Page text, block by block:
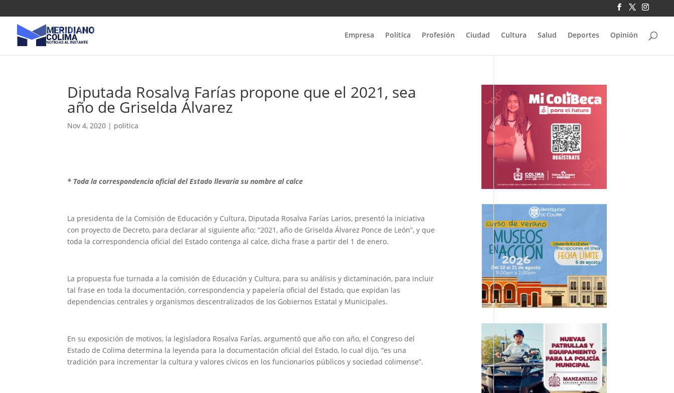
Empresa Política Profesión Ciudad Cultura Salud Deportes Opinión
Diputada Rosalva Farías propone que el 2021, sea
año de Griselda Álvarez
Nov 4, 2020 | politica
* Toda la correspondencia oficial del Estado llevaría su nombre al calce
La presidenta de la Comisión de Educación y Cultura, Diputada Rosalva Farías Larios, presentó la iniciativa
con proyecto de Decreto, para declarar al siguiente año; “2021, año de Griselda Álvarez Ponce de León”, y que
toda la correspondencia oficial del Estado contenga al calce, dicha frase a partir del 1 de enero.
La propuesta fue turnada a la comisión de Educación y Cultura, para su análisis y dictaminación, para incluir
tal frase en toda la documentación, correspondencia y papelería oficial del Estado, que expidan las
dependencias centrales y organismos descentralizados de los Gobiernos Estatal y Municipales.
En su exposición de motivos, la legisladora Rosalva Farías, argumentó que año con año, el Congreso del
Estado de Colima determina la leyenda para la documentación oficial del Estado, lo cual dijo, “es una
tradición para incrementar la cultura y valores cívicos en los funcionarios públicos y sociedad colimense”.